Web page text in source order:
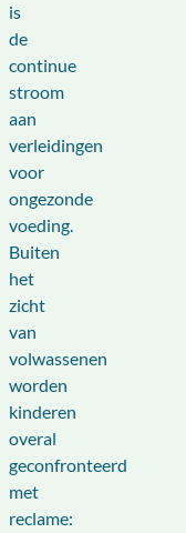
is
de
continue
stroom
aan
verleidingen
voor
ongezonde
voeding.
Buiten
het
zicht
van
volwassenen
worden
kinderen
overal
geconfronteerd
met
reclame: